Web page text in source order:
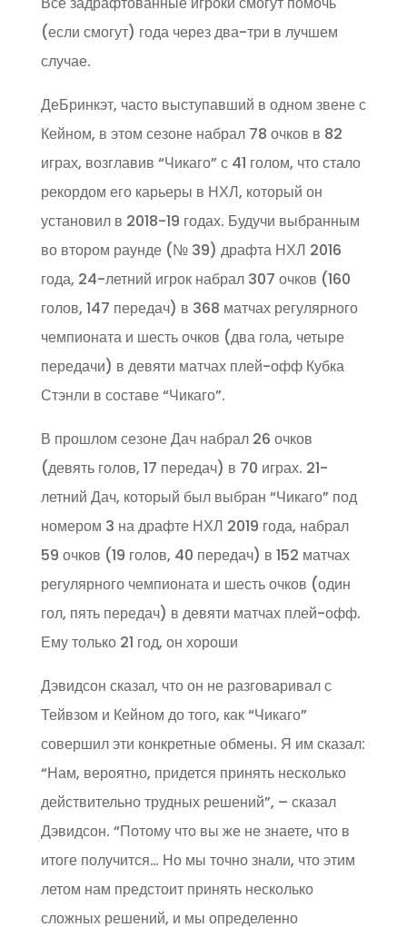
(если смогут) года через два-три в лучшем
случае.
ДеБринкэт, часто выступавший в одном звене с
Кейном, в этом сезоне набрал 78 очков в 82
играх, возглавив “Чикаго” с 41 голом, что стало
рекордом его карьеры в НХЛ, который он
установил в 2018-19 годах. Будучи выбранным
во втором раунде (№ 39) драфта НХЛ 2016
года, 24-летний игрок набрал 307 очков (160
голов, 147 передач) в 368 матчах регулярного
чемпионата и шесть очков (два гола, четыре
передачи) в девяти матчах плей-офф Кубка
Стэнли в составе “Чикаго”.
В прошлом сезоне Дач набрал 26 очков
(девять голов, 17 передач) в 70 играх. 21-
летний Дач, который был выбран “Чикаго” под
номером 3 на драфте НХЛ 2019 года, набрал
59 очков (19 голов, 40 передач) в 152 матчах
регулярного чемпионата и шесть очков (один
гол, пять передач) в девяти матчах плей-офф.
Ему только 21 год, он хороши
Дэвидсон сказал, что он не разговаривал с
Тейвзом и Кейном до того, как “Чикаго”
совершил эти конкретные обмены. Я им сказал:
“Нам, вероятно, придется принять несколько
действительно трудных решений”, – сказал
Дэвидсон. “Потому что вы же не знаете, что в
итоге получится… Но мы точно знали, что этим
летом нам предстоит принять несколько
сложных решений, и мы определенно